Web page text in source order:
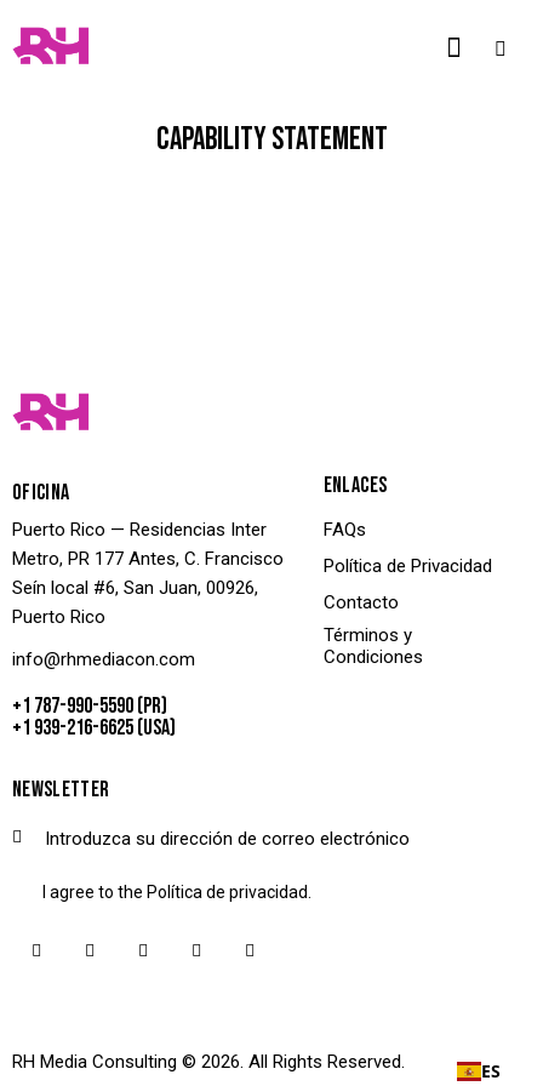
CAPABILITY STATEMENT
OFICINA
Puerto Rico — Residencias Inter
Metro, PR 177 Antes, C. Francisco
Seín local #6, San Juan, 00926,
Puerto Rico
info@rhmediacon.com
+1 787-990-5590 (PR)
+1 939-216-6625 (USA)
ENLACES
FAQs
Política de Privacidad
Contacto
Términos y
Condiciones
NEWSLETTER
I agree to the Política de privacidad
RH Media Consulting © 2026. All Rights Reserved. ES